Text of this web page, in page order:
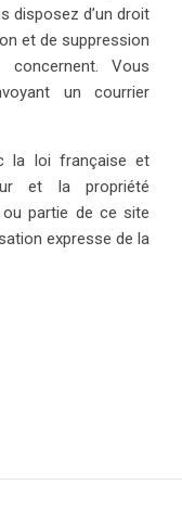
disposez d’un droit
et de suppression
Vous
un courrier
la loi française et
et la propriété
partie de ce site
expresse de la